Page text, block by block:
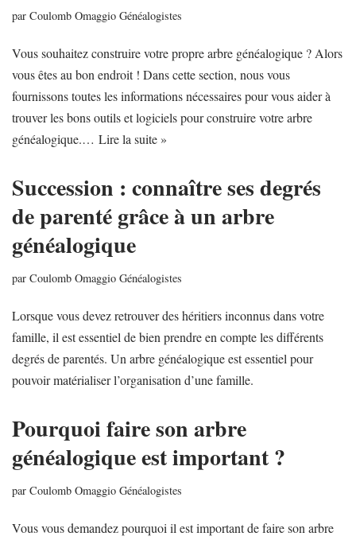
par Coulomb Omaggio Généalogistes
Vous souhaitez construire votre propre arbre généalogique ? Alors
vous êtes au bon endroit ! Dans cette section, nous vous
fournissons toutes les informations nécessaires pour vous aider à
trouver les bons outils et logiciels pour construire votre arbre
généalogique.… Lire la suite »
Succession : connaître ses degrés
de parenté grâce à un arbre
généalogique
par Coulomb Omaggio Généalogistes
Lorsque vous devez retrouver des héritiers inconnus dans votre
famille, il est essentiel de bien prendre en compte les différents
degrés de parentés. Un arbre généalogique est essentiel pour
pouvoir matérialiser l’organisation d’une famille.
Pourquoi faire son arbre
généalogique est important ?
par Coulomb Omaggio Généalogistes
Vous vous demandez pourquoi il est important de faire son arbre